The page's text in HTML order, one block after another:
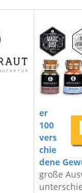
er
100
vers
chie
dene
große